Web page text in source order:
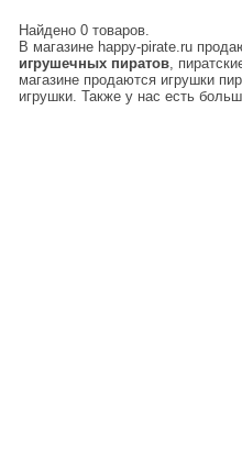
Найдено 0 товаров.
В магазине happy-pirate.ru
игрушечных пиратов,
магазине продаются игрушки
игрушки. Также у нас есть